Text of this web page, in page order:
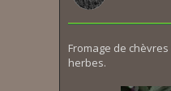
Fromage de
herbes.